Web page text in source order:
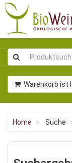
Warenkorb ist
Home Suche